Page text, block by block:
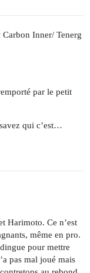
Inner/ Tenerg
par le petit
qui c’est…
Harimoto. Ce n’est
même en pro.
pour mettre
pas mal joué mais